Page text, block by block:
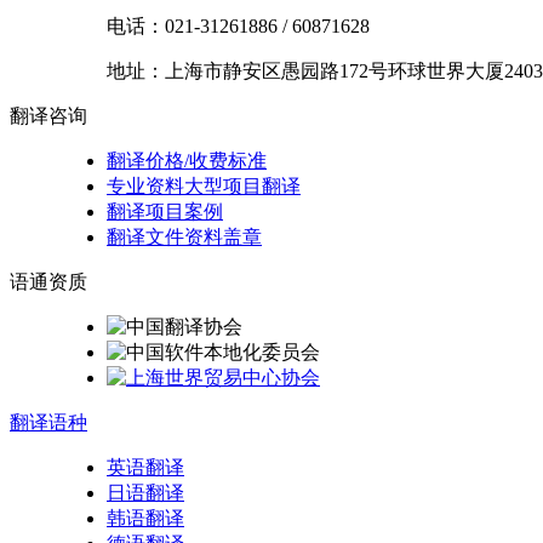
电话： 021-31261886 /60871628
地址： 上海市静安区愚园路172号环球世界大厦
翻译咨询
翻译价格/收费标准
专业资料大型项目翻译
翻译项目案例
翻译文件资料盖章
语通资质
翻译语种
英语翻译
日语翻译
韩语翻译